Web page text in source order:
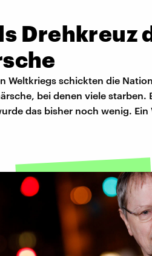
Drehkreuz
Weltkriegs schickten die
bei denen viele starben.
das bisher noch wenig.